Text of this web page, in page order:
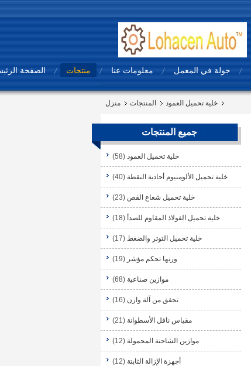
الصفحة منتجات معلومات عنا جولة في المعمل
منزل المنتجات خلية تحميل العمود
جميع المنتجات
خلية تحميل العمود (58)
خلية تحميل الألومنيوم أحادية النقطة (40)
خلية تحميل شعاع القص (23)
خلية تحميل الفولاذ المقاوم للصدأ (18)
خلية تحميل التوتر والضغط (17)
وزنها تحكم مؤشر (19)
موازين صناعية (68)
تحقق من آلة وازن (16)
مقياس ناقل الأسطوانة (21)
موازين الشاحنة المحمولة (12)
أجهزة الإزالة الثابتة (12)